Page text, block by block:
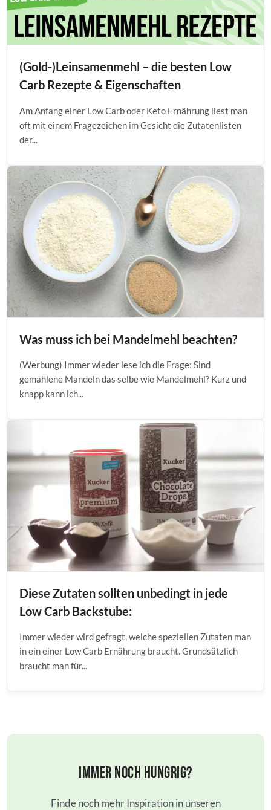
(Gold-)Leinsamenmehl – die besten Low
Carb Rezepte & Eigenschaften
Am Anfang einer Low Carb oder Keto Ernährung liest man
oft mit einem Fragezeichen im Gesicht die Zutatenlisten
der...
Was muss ich bei Mandelmehl beachten?
(Werbung) Immer wieder lese ich die Frage: Sind
gemahlene Mandeln das selbe wie Mandelmehl? Kurz und
knapp kann ich...
Diese Zutaten sollten unbedingt in jede
Low Carb Backstube:
Immer wieder wird gefragt, welche speziellen Zutaten man
in ein einer Low Carb Ernährung braucht. Grundsätzlich
braucht man für...
Immer noch hungrig?
Finde noch mehr Inspiration in unseren